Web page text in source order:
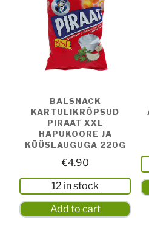
BALSNACK
KARTULIKRÕPSUD
PIRAAT XXL
HAPUKOORE JA
KÜÜSLAUGUGA 220G
€4.90
12 in stock
Add to cart